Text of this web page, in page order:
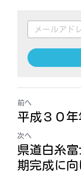
前へ
平成３０
次へ
県道白糸
期完成に向